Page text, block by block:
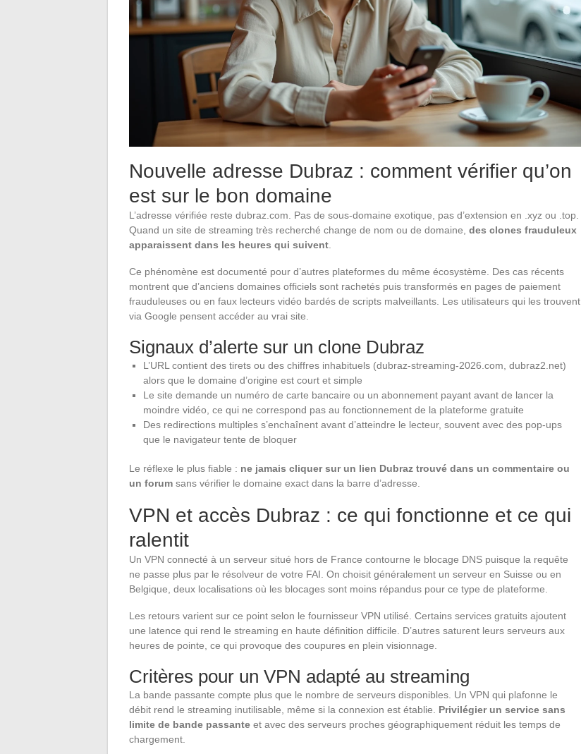
Nouvelle adresse Dubraz : comment vérifier qu’on
est sur le bon domaine
L’adresse vérifiée reste dubraz.com. Pas de sous-domaine exotique, pas d’extension en .xyz ou .top.
Quand un site de streaming très recherché change de nom ou de domaine, des clones frauduleux
apparaissent dans les heures qui suivent
Ce phénomène est documenté pour d’autres plateformes du même écosystème. Des cas récents
montrent que d’anciens domaines officiels sont rachetés puis transformés en pages de paiement
frauduleuses ou en faux lecteurs vidéo bardés de scripts malveillants. Les utilisateurs qui les trouvent
via Google pensent accéder au vrai site.
Signaux d’alerte sur un clone Dubraz
L’URL contient des tirets ou des chiffres inhabituels (dubraz-streaming-2026.com, dubraz2.net)
alors que le domaine d’origine est court et simple
Le site demande un numéro de carte bancaire ou un abonnement payant avant de lancer la
moindre vidéo, ce qui ne correspond pas au fonctionnement de la plateforme gratuite
Des redirections multiples s’enchaînent avant d’atteindre le lecteur, souvent avec des pop-ups
que le navigateur tente de bloquer
Le réflexe le plus fiable : ne jamais cliquer sur un lien Dubraz trouvé dans un commentaire ou
un forum sans vérifier le domaine exact dans la barre d’adresse.
VPN et accès Dubraz : ce qui fonctionne et ce qui
ralentit
Un VPN connecté à un serveur situé hors de France contourne le blocage DNS puisque la requête
ne passe plus par le résolveur de votre FAI. On choisit généralement un serveur en Suisse ou en
Belgique, deux localisations où les blocages sont moins répandus pour ce type de plateforme.
Les retours varient sur ce point selon le fournisseur VPN utilisé. Certains services gratuits ajoutent
une latence qui rend le streaming en haute définition difficile. D’autres saturent leurs serveurs aux
heures de pointe, ce qui provoque des coupures en plein visionnage.
Critères pour un VPN adapté au streaming
La bande passante compte plus que le nombre de serveurs disponibles. Un VPN qui plafonne le
débit rend le streaming inutilisable, même si la connexion est établie. Privilégier un service sans
limite de bande passante et avec des serveurs proches géographiquement réduit les temps de
chargement.